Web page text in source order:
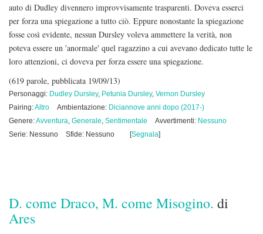
auto di Dudley divennero improvvisamente trasparenti. Doveva esserci
per forza una spiegazione a tutto ciò. Eppure nonostante la spiegazione
fosse così evidente, nessun Dursley voleva ammettere la verità, non
poteva essere un 'anormale' quel ragazzino a cui avevano dedicato tutte le
loro attenzioni, ci doveva per forza essere una spiegazione.
(619 parole, pubblicata 19/09/13)
Personaggi: Dudley Dursley, Petunia Dursley, Vernon Dursley
Pairing:Altro Ambientazione: Diciannove anni dopo (2017-)
Genere:Avventura, Generale, Sentimentale Avvertimenti: Nessuno
Serie: Nessuno
Sfide: Nessuno [Segnala]
D. come Draco, M. come Misogino. di
Ares